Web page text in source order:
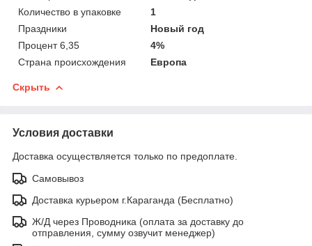
Количество в упаковке
1
Праздники
Новый год
Процент 6,35
4%
Страна происхождения
Европа
Скрыть
Условия доставки
Доставка осуществляется только по предоплате.
Самовывоз
Доставка курьером г.Караганда (Бесплатно)
Ж/Д через Проводника (оплата за доставку до
отправления, сумму озвучит менеджер)